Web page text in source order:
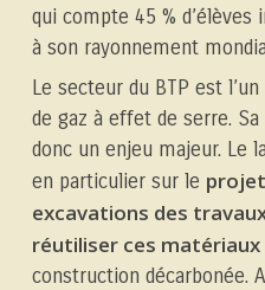
qui compte 45 %
à son rayonnement
Le secteur du BTP est
de gaz à effet de serre.
donc un enjeu majeur. Le
en particulier sur le
excavations des
réutiliser ces matériaux
construction décarbonée.